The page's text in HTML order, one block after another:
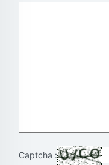
Captcha :